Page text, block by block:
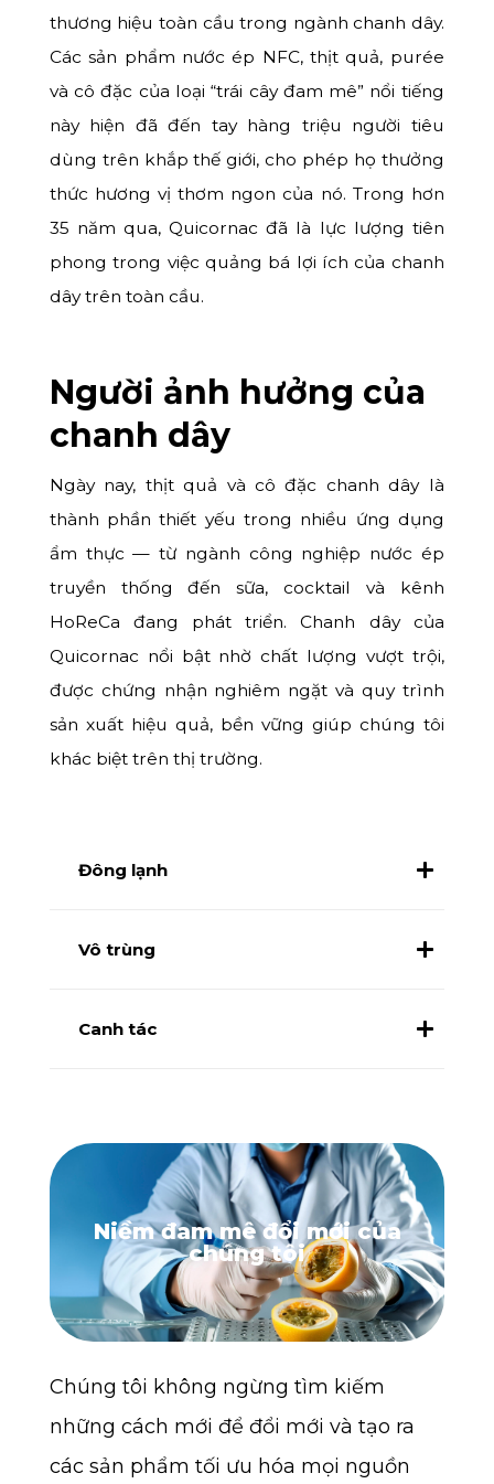
thương hiệu toàn cầu trong ngành chanh dây.
Các sản phẩm nước ép NFC, thịt quả, purée
và cô đặc của loại “trái cây đam mê” nổi tiếng
này hiện đã đến tay hàng triệu người tiêu
dùng trên khắp thế giới, cho phép họ thưởng
thức hương vị thơm ngon của nó. Trong hơn
35 năm qua, Quicornac đã là lực lượng tiên
phong trong việc quảng bá lợi ích của chanh
dây trên toàn cầu.
Người ảnh hưởng của
chanh dây
Ngày nay, thịt quả và cô đặc chanh dây là
thành phần thiết yếu trong nhiều ứng dụng
ẩm thực — từ ngành công nghiệp nước ép
truyền thống đến sữa, cocktail và kênh
HoReCa đang phát triển. Chanh dây của
Quicornac nổi bật nhờ chất lượng vượt trội,
được chứng nhận nghiêm ngặt và quy trình
sản xuất hiệu quả, bền vững giúp chúng tôi
khác biệt trên thị trường.
Đông lạnh
Vô trùng
Canh tác
Niềm đam mê đổi mới của
chúng tôi
Chúng tôi không ngừng tìm kiếm
những cách mới để đổi mới và tạo ra
các sản phẩm tối ưu hóa mọi nguồn